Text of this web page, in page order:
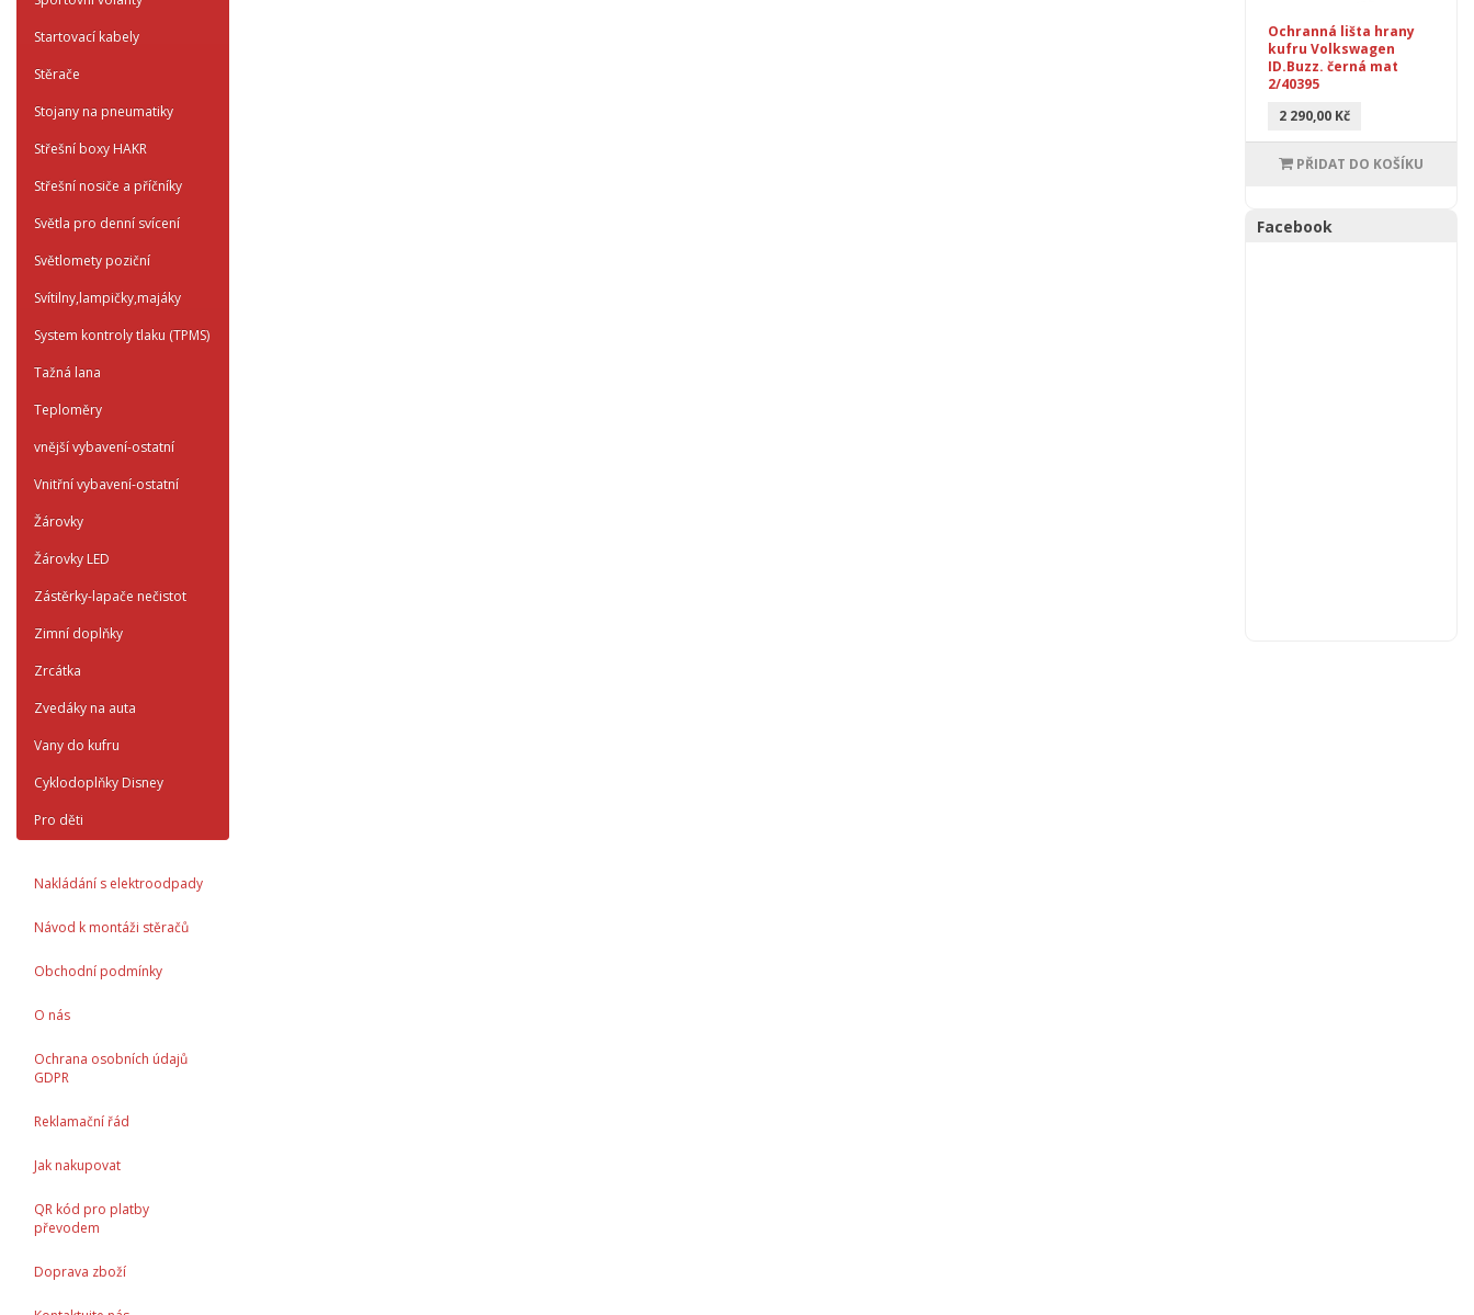
Startovací kabely
Stěrače
Stojany na pneumatiky
Střešní boxy HAKR
Střešní nosiče a příčníky
Světla pro denní svícení
Světlomety poziční
Svítilny,lampičky,majáky
System kontroly tlaku (TPMS)
Tažná lana
Teploměry
vnější vybavení-ostatní
Vnitřní vybavení-ostatní
Žárovky
Žárovky LED
Zástěrky-lapače nečistot
Zimní doplňky
Zrcátka
Zvedáky na auta
Vany do kufru
Cyklodoplňky Disney
Pro děti
Nakládání s elektroodpady
Návod k montáži stěračů
Obchodní podmínky
O nás
Ochrana osobních údajů
GDPR
Reklamační řád
Jak nakupovat
QR kód pro platby
převodem
Doprava zboží
Ochranná lišta hrany
kufru Volkswagen
ID.Buzz. černá mat
2/40395
2 290,00 Kč
PŘIDAT DO KOŠÍKU
Facebook